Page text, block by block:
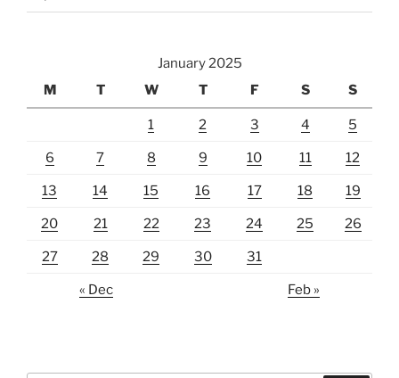
January 2025
M
T W T F S S
1 2 3 4 5
6 7 8 9 10 11 12
13 14 15 16 17 18 19
20 21 22 23 24 25 26
27 28 29 30 31
« Dec Feb »